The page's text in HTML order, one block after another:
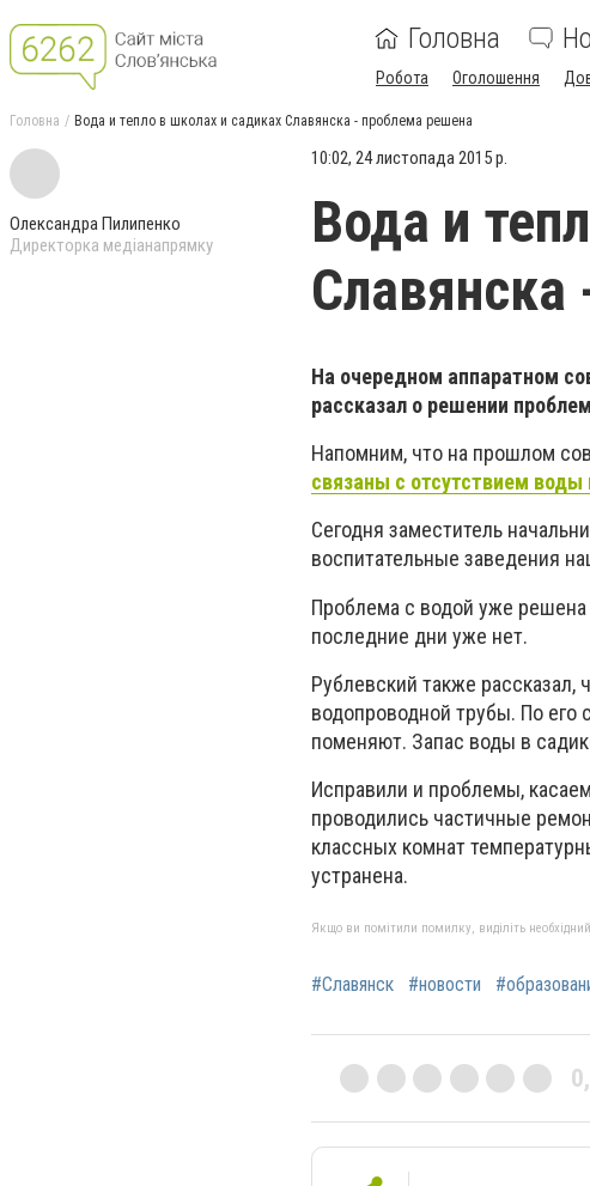
Головна
Робота Оголошення
Головна Вода и тепло в школах и садиках Славянска - проблема решена
Олександра Пилипенко
Директорка медіанапрямку
10:02, 24 листопада 2015 р.
Вода и
На очередном аппаратном
рассказал о решении
Напомним, что на прошлом
связаны с отсутствием
Сегодня заместитель
воспитательные заведения
Проблема с водой уже
последние дни уже нет.
Рублевский также
водопроводной трубы. По его
поменяют. Запас воды в
Исправили и проблемы,
проводились частичные
классных комнат
устранена.
Якщо ви помітили помилку, виділіть
#Славянск #новости